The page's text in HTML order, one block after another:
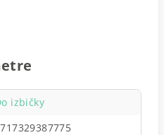
izbičky